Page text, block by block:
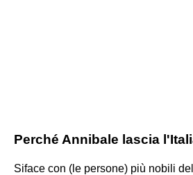
Perché Annibale lascia
Siface con (le persone) più nobili